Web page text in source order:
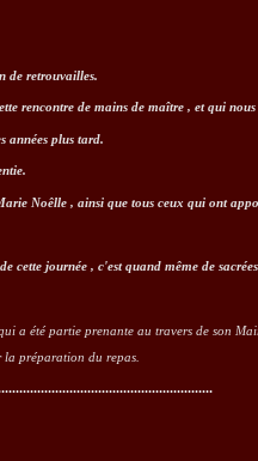
de retrouvailles.
rencontre de mains de maître , et qui nous
années plus tard.
Noêlle , ainsi que tous ceux qui ont
cette journée , c'est quand même de sacrées
a été partie prenante au travers de son
préparation du repas.